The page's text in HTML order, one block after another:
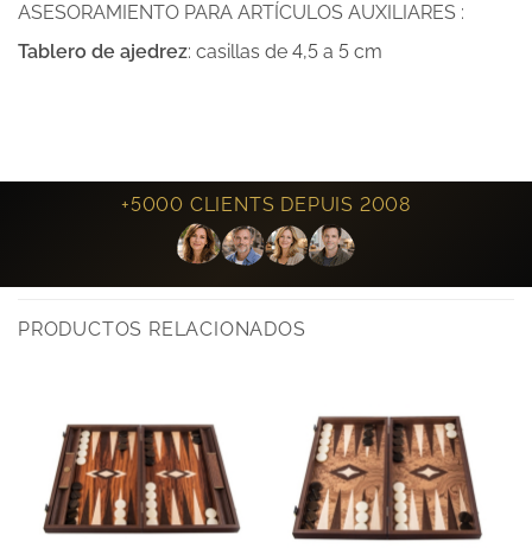
ASESORAMIENTO PARA ARTÍCULOS AUXILIARES :
Tablero de ajedrez: casillas de 4,5 a 5 cm
+5000 CLIENTS DEPUIS 2008
PRODUCTOS RELACIONADOS